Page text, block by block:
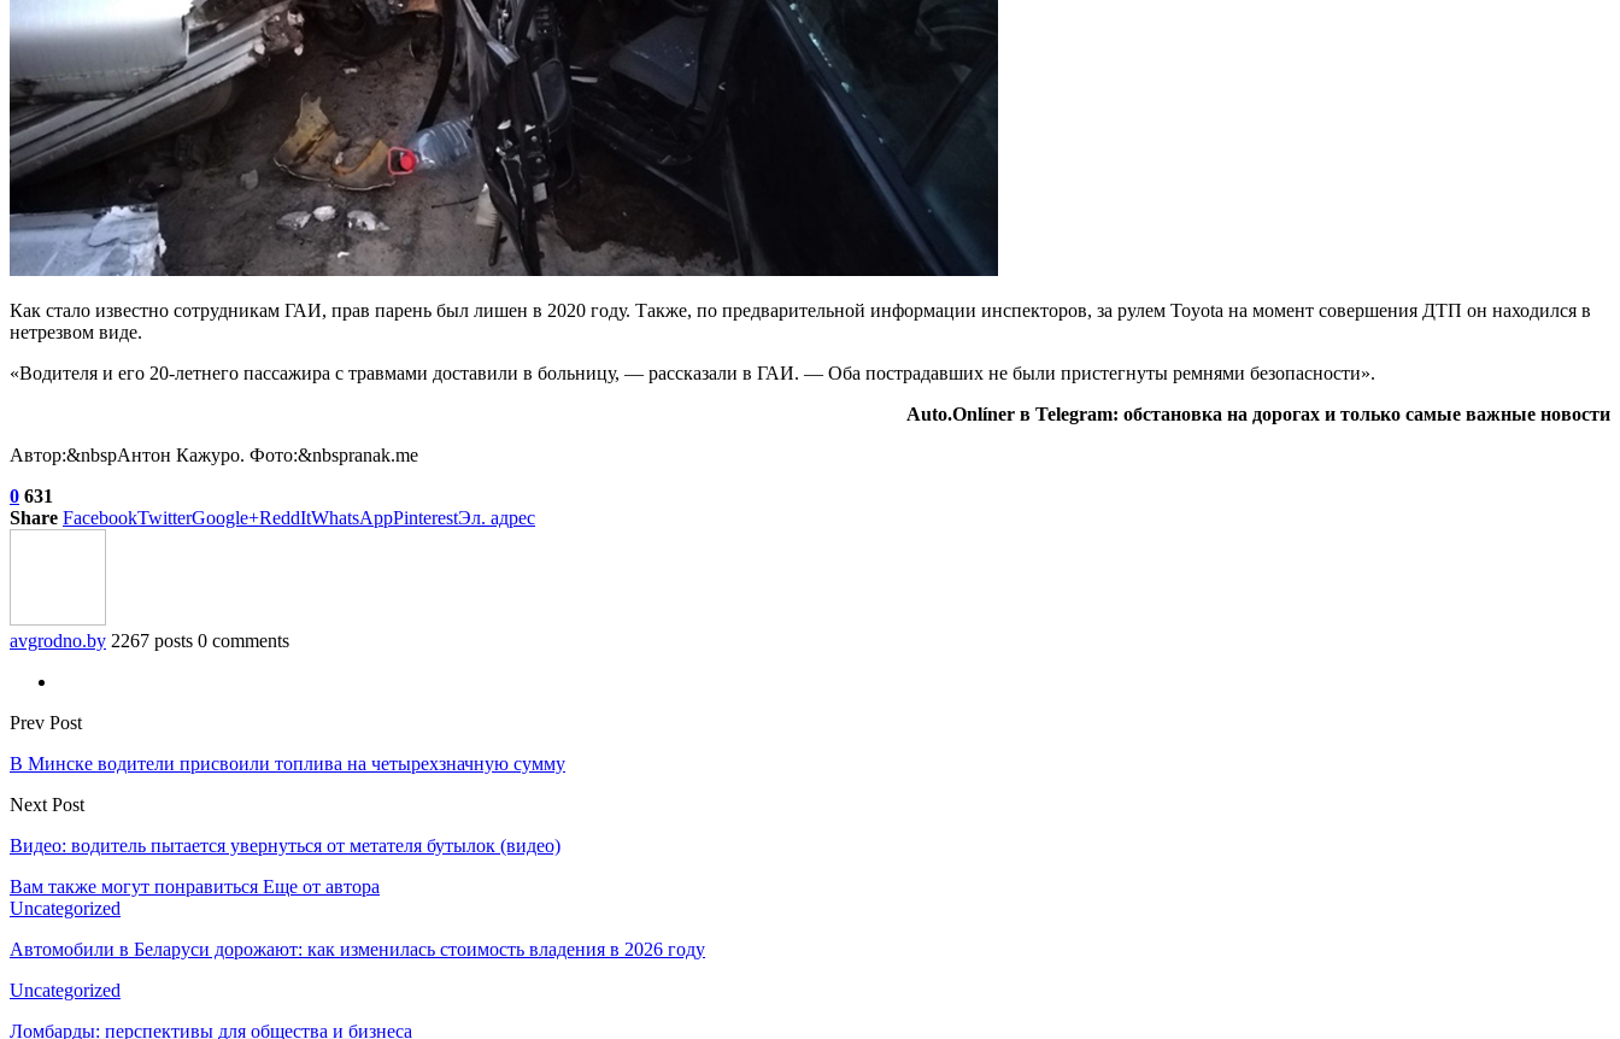
Как стало известно сотрудникам ГАИ, прав парень был лишен в 2020 году. Также, по предварительной информации инспекторов, за рулем Toyotа на момент совершения ДТП он находился в
нетрезвом виде.
«Водителя и его 20-летнего пассажира с травмами доставили в больницу, — рассказали в ГАИ. — Оба пострадавших не были пристегнуты ремнями безопасности».
Auto.Onlíner в Telegram: обстановка на дорогах и только самые важные новости
Автор:&nbspАнтон Кажуро. Фото:&nbspranak.me
0 631
Share FacebookTwitterGoogle+ReddItWhatsAppPinterestЭл. адрес
avgrodno.by 2267 posts 0 comments
Prev Post
В Минске водители присвоили топлива на четырехзначную сумму
Next Post
Видео: водитель пытается увернуться от метателя бутылок (видео)
Вам также могут понравиться Еще от автора
Uncategorized
Автомобили в Беларуси дорожают: как изменилась стоимость владения в 2026 году
Uncategorized
Ломбарды: перспективы для общества и бизнеса